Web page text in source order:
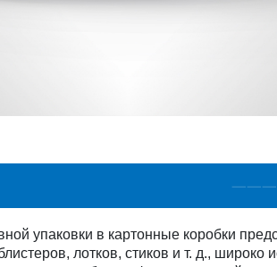
упаковки в картонные коробки
лотков, стиков и т. д.,